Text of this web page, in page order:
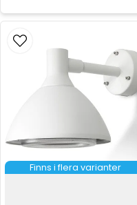
Finns i flera varianter